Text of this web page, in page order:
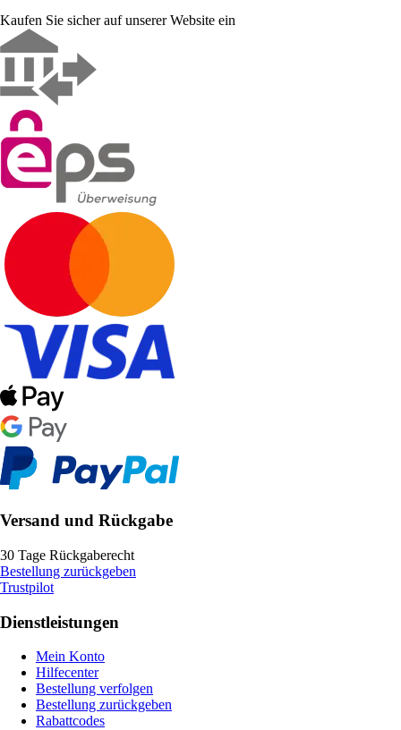
Kaufen Sie sicher auf unserer Website ein
Versand und Rückgabe
30 Tage Rückgaberecht
Bestellung zurückgeben
Trustpilot
Dienstleistungen
Mein Konto
Hilfecenter
Bestellung verfolgen
Bestellung zurückgeben
Rabattcodes